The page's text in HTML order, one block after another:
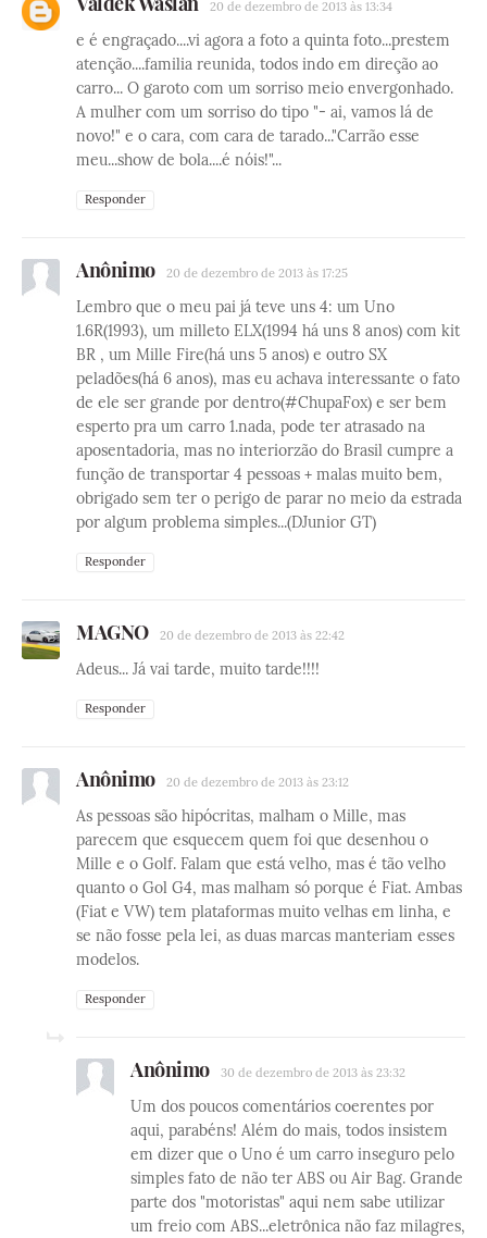
20 de dezembro de 2013 às 13:34
e é engraçado....vi agora a foto a quinta foto...prestem
atenção....familia reunida, todos indo em direção ao
carro... O garoto com um sorriso meio envergonhado.
A mulher com um sorriso do tipo "- ai, vamos lá de
novo!" e o cara, com cara de tarado..."Carrão esse
meu...show de bola....é nóis!"...
Responder
Anônimo 20 de dezembro de 2013 às 17:25
Lembro que o meu pai já teve uns 4: um Uno
1.6R(1993), um milleto ELX(1994 há uns 8 anos) com kit
BR , um Mille Fire(há uns 5 anos) e outro SX
peladões(há 6 anos), mas eu achava interessante o fato
de ele ser grande por dentro(#ChupaFox) e ser bem
esperto pra um carro 1.nada, pode ter atrasado na
aposentadoria, mas no interiorzão do Brasil cumpre a
função de transportar 4 pessoas + malas muito bem,
obrigado sem ter o perigo de parar no meio da estrada
por algum problema simples...(DJunior GT)
Responder
MAGNO 20 de dezembro de 2013 às 22:42
Adeus... Já vai tarde, muito tarde!!!!
Responder
Anônimo 20 de dezembro de 2013 às 23:12
As pessoas são hipócritas, malham o Mille, mas
parecem que esquecem quem foi que desenhou o
Mille e o Golf. Falam que está velho, mas é tão velho
quanto o Gol G4, mas malham só porque é Fiat. Ambas
(Fiat e VW) tem plataformas muito velhas em linha, e
se não fosse pela lei, as duas marcas manteriam esses
modelos.
Responder
Anônimo 30 de dezembro de 2013 às 23:32
Um dos poucos comentários coerentes por
aqui, parabéns! Além do mais, todos insistem
em dizer que o Uno é um carro inseguro pelo
simples fato de não ter ABS ou Air Bag. Grande
parte dos "motoristas" aqui nem sabe utilizar
um freio com ABS...eletrônica não faz milagres,